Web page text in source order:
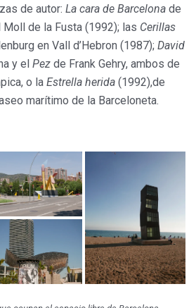
de autor: La cara de Barcelona de
de la Fusta (1992); las Cerillas
en Vall d’Hebron (1987); David
y el Pez de Frank Gehry, ambos de
o la Estrella herida (1992),de
marítimo de la Barceloneta.